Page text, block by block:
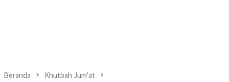
Beranda Khutbah Jum'at